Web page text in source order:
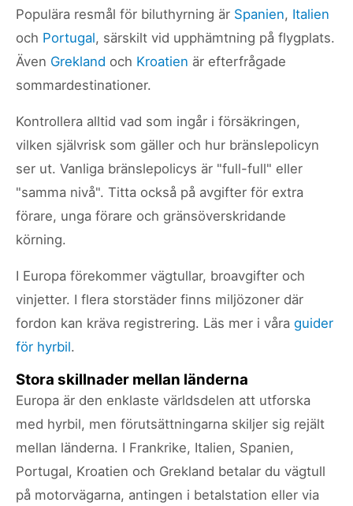
Populära resmål för biluthyrning är Spanien, Italien
och Portugal, särskilt vid upphämtning på flygplats.
Även Grekland och Kroatien är efterfrågade
sommardestinationer.
Kontrollera alltid vad som ingår i försäkringen,
vilken självrisk som gäller och hur bränslepolicyn
ser ut. Vanliga bränslepolicys är "full-full" eller
"samma nivå". Titta också på avgifter för extra
förare, unga förare och gränsöverskridande
körning.
I Europa förekommer vägtullar, broavgifter och
vinjetter. I flera storstäder finns miljözoner där
fordon kan kräva registrering. Läs mer i våra guider
för hyrbil.
Stora skillnader mellan länderna
Europa är den enklaste världsdelen att utforska
med hyrbil, men förutsättningarna skiljer sig rejält
mellan länderna. I Frankrike, Italien, Spanien,
Portugal, Kroatien och Grekland betalar du vägtull
på motorvägarna, antingen i betalstation eller via